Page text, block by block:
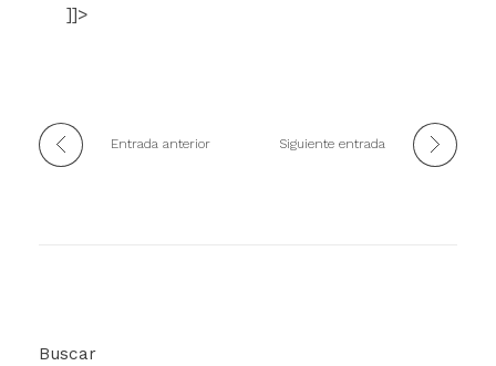
]]>
Entrada anterior Siguiente entrada
Buscar